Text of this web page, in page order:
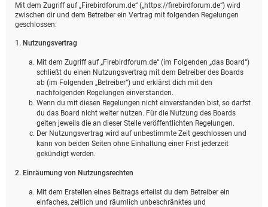
Mit dem Zugriff auf „Firebirdforum.de“ („https://firebirdforum.de“) wird
zwischen dir und dem Betreiber ein Vertrag mit folgenden Regelungen
geschlossen:
1. Nutzungsvertrag
Mit dem Zugriff auf „Firebirdforum.de“ (im Folgenden „das Board“)
schließt du einen Nutzungsvertrag mit dem Betreiber des Boards
ab (im Folgenden „Betreiber“) und erklärst dich mit den
nachfolgenden Regelungen einverstanden.
Wenn du mit diesen Regelungen nicht einverstanden bist, so darfst
du das Board nicht weiter nutzen. Für die Nutzung des Boards
gelten jeweils die an dieser Stelle veröffentlichten Regelungen.
Der Nutzungsvertrag wird auf unbestimmte Zeit geschlossen und
kann von beiden Seiten ohne Einhaltung einer Frist jederzeit
gekündigt werden.
2. Einräumung von Nutzungsrechten
Mit dem Erstellen eines Beitrags erteilst du dem Betreiber ein
einfaches, zeitlich und räumlich unbeschränktes und